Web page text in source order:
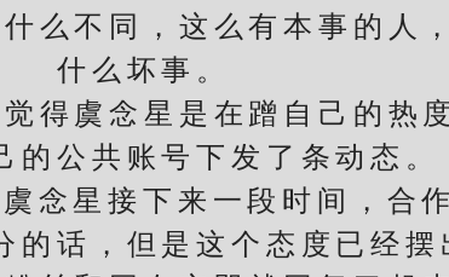
不同，这么有本事的人
什么坏事。
虞念星是在蹭自己的热度
的公共账号下发了条动态。
星接下来一段时间，合作
话，但是这个态度已经摆